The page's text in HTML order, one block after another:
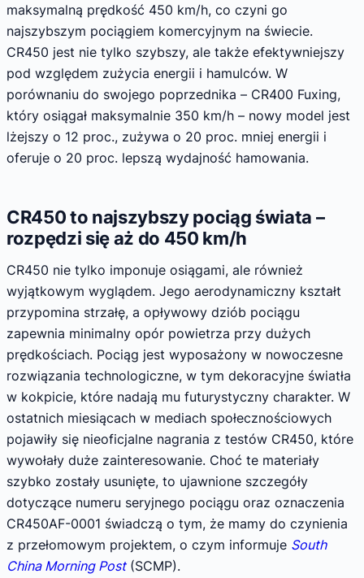
maksymalną prędkość 450 km/h, co czyni go
najszybszym pociągiem komercyjnym na świecie.
CR450 jest nie tylko szybszy, ale także efektywniejszy
pod względem zużycia energii i hamulców. W
porównaniu do swojego poprzednika – CR400 Fuxing,
który osiągał maksymalnie 350 km/h – nowy model jest
lżejszy o 12 proc., zużywa o 20 proc. mniej energii i
oferuje o 20 proc. lepszą wydajność hamowania.
CR450 to najszybszy pociąg świata –
rozpędzi się aż do 450 km/h
CR450 nie tylko imponuje osiągami, ale również
wyjątkowym wyglądem. Jego aerodynamiczny kształt
przypomina strzałę, a opływowy dziób pociągu
zapewnia minimalny opór powietrza przy dużych
prędkościach. Pociąg jest wyposażony w nowoczesne
rozwiązania technologiczne, w tym dekoracyjne światła
w kokpicie, które nadają mu futurystyczny charakter. W
ostatnich miesiącach w mediach społecznościowych
pojawiły się nieoficjalne nagrania z testów CR450, które
wywołały duże zainteresowanie. Choć te materiały
szybko zostały usunięte, to ujawnione szczegóły
dotyczące numeru seryjnego pociągu oraz oznaczenia
CR450AF-0001 świadczą o tym, że mamy do czynienia
z przełomowym projektem, o czym informuje South
China Morning Post(SCMP).